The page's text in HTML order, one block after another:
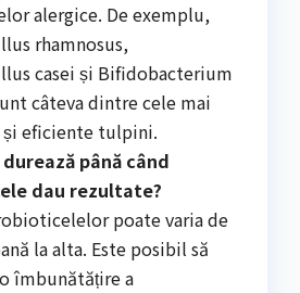
alergice. De exemplu,
rhamnosus,
casei și Bifidobacterium
câteva dintre cele mai
eficiente tulpini.
până când
dau rezultate?
poate varia de
la alta. Este posibil să
îmbunătățire a